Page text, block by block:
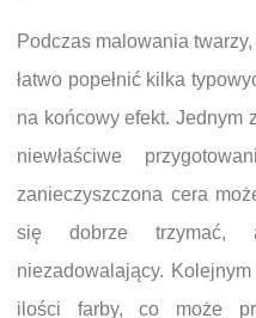
Podczas malowania
łatwo popełnić kilka
na końcowy efekt. Jednym
niewłaściwe
zanieczyszczona cera
się dobrze trzymać,
niezadowalający.
ilości farby, co może